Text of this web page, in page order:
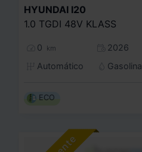
HYUNDAI I20
1.0 TGDI 48V KLASS
0 km
2026
Automático
Gasolina
ECO